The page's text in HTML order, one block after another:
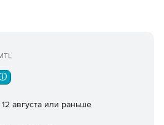
Для сетевых лицензий
обязательно.
августа или раньше